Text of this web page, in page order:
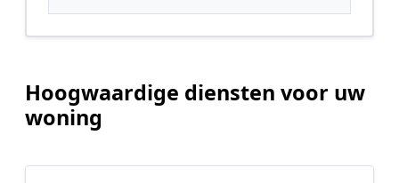
Hoogwaardige diensten voor uw
woning